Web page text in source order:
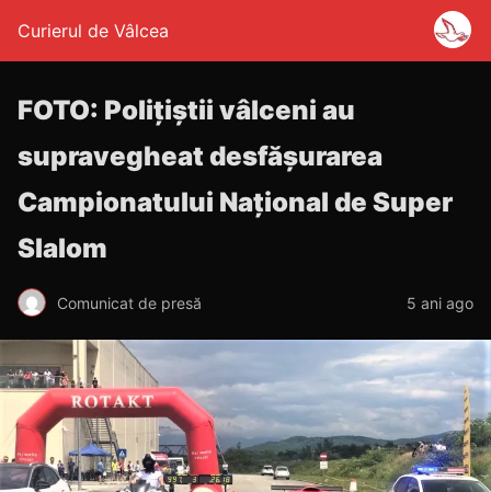
Curierul de Vâlcea
FOTO: Polițiștii vâlceni au
supravegheat desfășurarea
Campionatului Național de Super
Slalom
Comunicat de presă 5 ani ago